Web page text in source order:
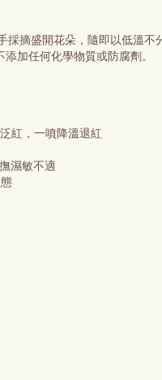
摘盛開花朵，隨即以低溫不
加任何化學物質或防腐劑。
紅，一噴降溫退紅
濕敏不適